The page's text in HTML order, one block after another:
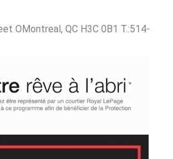
OMontreal, QC H3C 0B1 T.:514-